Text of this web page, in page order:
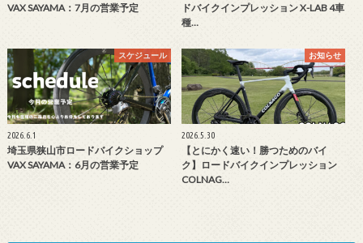
VAX SAYAMA：7月の営業予定
ドバイクインプレッション X-LAB 4車
種…
スケジュール
2026.6.1
埼玉県狭山市ロードバイクショップ
VAX SAYAMA：6月の営業予定
お知らせ
2026.5.30
【とにかく速い！勝つためのバイ
ク】ロードバイクインプレッション
COLNAG…